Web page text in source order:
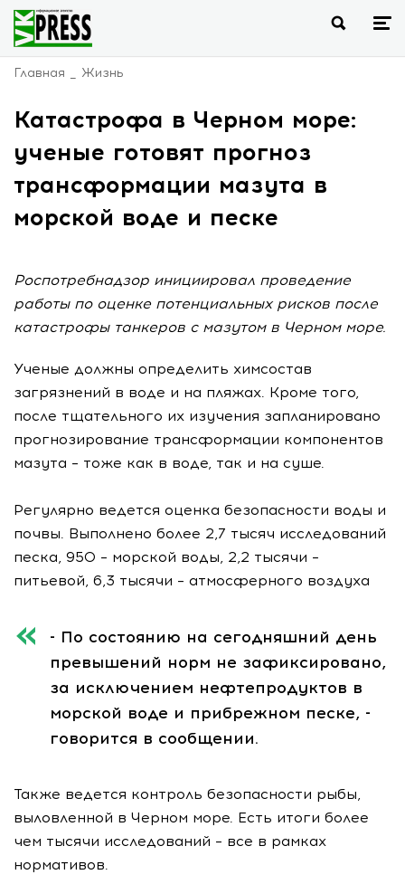
Главная Жизнь
Катастрофа в Черном море:
ученые готовят прогноз
трансформации мазута в
морской воде и песке
Роспотребнадзор инициировал проведение
работы по оценке потенциальных рисков после
катастрофы танкеров с мазутом в Черном море.
Ученые должны определить химсостав
загрязнений в воде и на пляжах. Кроме того,
после тщательного их изучения запланировано
прогнозирование трансформации компонентов
мазута – тоже как в воде, так и на суше.
Регулярно ведется оценка безопасности воды и
почвы. Выполнено более 2,7 тысяч исследований
песка, 950 – морской воды, 2,2 тысячи –
питьевой, 6,3 тысячи – атмосферного воздуха
- По состоянию на сегодняшний день
превышений норм не зафиксировано,
за исключением нефтепродуктов в
морской воде и прибрежном песке, -
говорится в сообщении.
Также ведется контроль безопасности рыбы,
выловленной в Черном море. Есть итоги более
чем тысячи исследований – все в рамках
нормативов.